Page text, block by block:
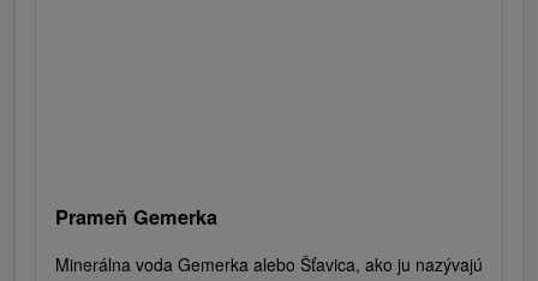
Prameň Gemerka
Minerálna voda Gemerka alebo Šťavica, ako ju nazývajú